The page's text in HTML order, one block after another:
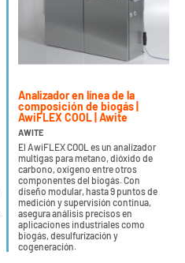
Analizador en línea de la
composición de biogás |
AwiFLEX COOL | Awite
AWITE
El AwiFLEX COOL es un analizador
multigas para metano, dióxido de
carbono, oxígeno entre otros
componentes del biogás. Con
diseño modular, hasta 9 puntos de
medición y supervisión continua,
asegura análisis precisos en
aplicaciones industriales como
biogás, desulfurización y
cogeneración.